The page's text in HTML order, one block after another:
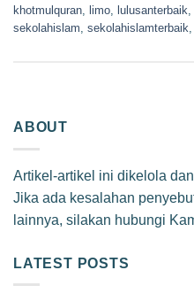
khotmulquran limo lulusanterbaik
sekolahislam sekolahislamterbaik
ABOUT
Artikel-artikel ini dikelola
Jika ada kesalahan
lainnya, silakan hubungi
LATEST POSTS